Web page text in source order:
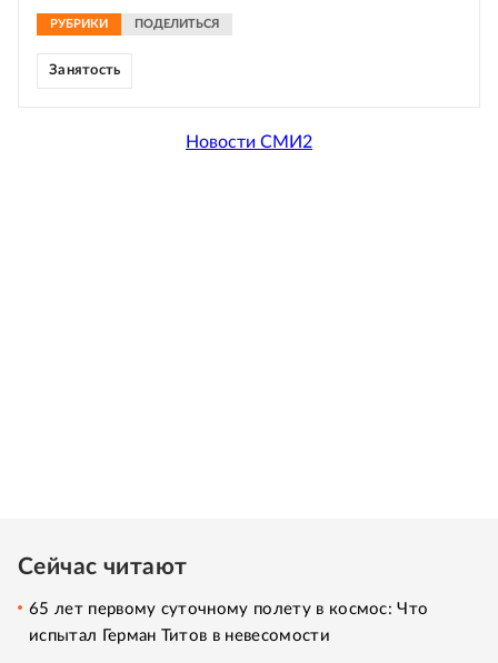
РУБРИКИ ПОДЕЛИТЬСЯ
Занятость
Новости СМИ2
Сейчас читают
65 лет первому суточному полету в космос: Что
испытал Герман Титов в невесомости